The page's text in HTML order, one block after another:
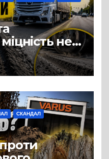
не
дороги
СКАНДАЛ